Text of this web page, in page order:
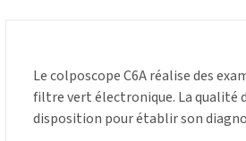
Le colposcope C6A réalise des
filtre vert électronique. La qualité
disposition pour établir son